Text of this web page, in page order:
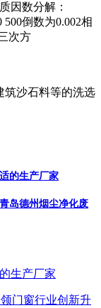
因数分解：
500倒数为0.002相
次方
筑沙石料等的洗选
的生产厂家
岛德州烟尘净化废
生产厂家
门窗行业创新升